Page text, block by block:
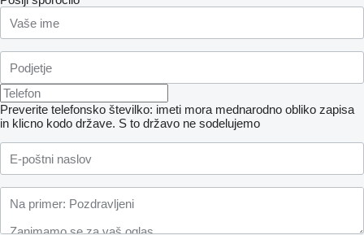
Preverite telefonsko številko: imeti mora mednarodno obliko zapisa
in klicno kodo države. S to državo ne sodelujemo